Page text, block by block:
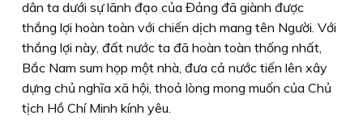
dân ta dưới sự lãnh đạo của Đảng đã giành được
thắng lợi hoàn toàn với chiến dịch mang tên Người. Với
thắng lợi này, đất nước ta đã hoàn toàn thống nhất,
Bắc Nam sum họp một nhà, đưa cả nước tiến lên xây
dựng chủ nghĩa xã hội, thoả lòng mong muốn của Chủ
tịch Hồ Chí Minh kính yêu.